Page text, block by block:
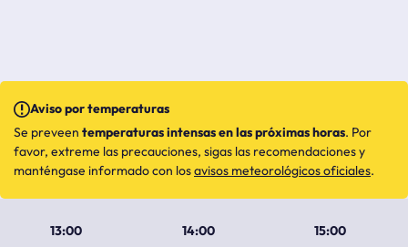
13:00 14:00 15:00
Aviso por temperaturas
Se preveen temperaturas intensas en las próximas horas. Por
favor, extreme las precauciones, sigas las recomendaciones y
manténgase informado con losavisos meteorológicos oficiales.